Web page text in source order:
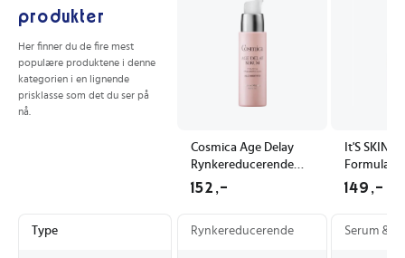
produkter
Her finner du de fire mest
populære produktene i denne
kategorien i en lignende
prisklasse som det du ser på
nå.
Cosmica Age Delay
Rynkereducerende
Ansiktsserum med
Hyaluronsyre 30 ml
152,-
It'S SKIN
Formula
30ml
149,-
Type Rynkereducerende Serum &